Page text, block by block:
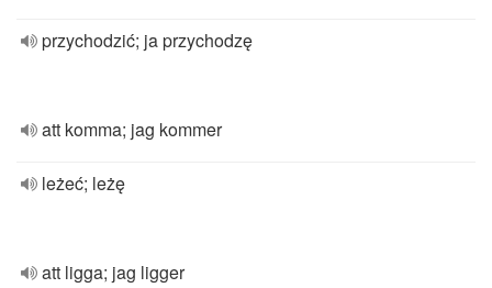
przychodzić; ja przychodzę
att komma; jag kommer
leżeć; leżę
att ligga; jag ligger